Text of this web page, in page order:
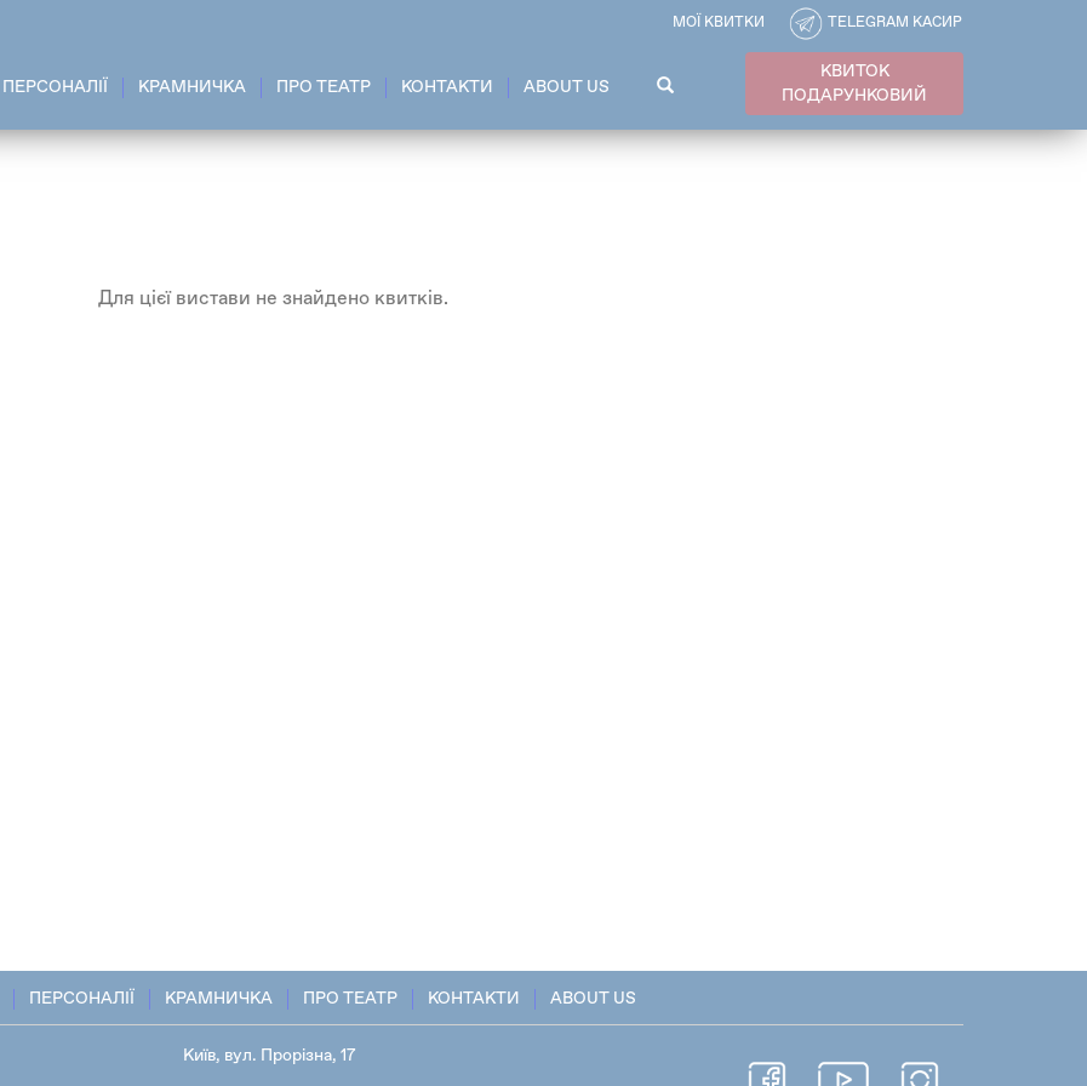
ПЕРСОНАЛІЇ КРАМНИЧКА ПРО ТЕАТР КОНТАКТИ ABOUT US
ПОШУКОВА
ФОРМА
КВИТОК
ПОДАРУНКОВИЙ
МОЇ КВИТКИ TELEGRAM КАСИР
Для цієї вистави не знайдено квитків.
ПЕРСОНАЛІЇ КРАМНИЧКА ПРО ТЕАТР КОНТАКТИ ABOUT US
Київ, вул. Прорізна, 17